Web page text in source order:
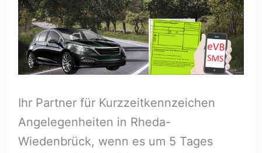
Ihr Partner für Kurzzeitkennzeichen
Angelegenheiten in Rheda-
Wiedenbrück, wenn es um 5 Tages